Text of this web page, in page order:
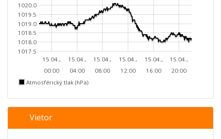
15.04.,
00:00
15.04.,
04:00
15.04.,
08:00
15.04.,
12:00
15.04.,
16:00
15.04.,
20:00
1017.5
1018.0
1018.5
1019.0
1019.5
1020.0
Atmosférický tlak (hPa)
Vietor